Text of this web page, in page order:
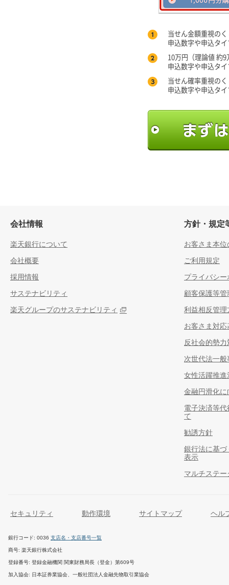
当せん金額重視の
申込数字や申込タ
10万円（理論値 約
申込数字や申込タ
当せん確率重視の
申込数字や申込タ
会社情報
楽天銀行について
会社概要
採用情報
サステナビリティ
楽天グループのサステナビリティ
方針・規定
お客さま本
ご利用規定
プライバシー
顧客保護等管
利益相反管理
お客さま対応
反社会的勢
次世代法一
女性活躍推
金融円滑化
電子決済等
て
勧誘方針
銀行法に基
表示
マルチステ
セキュリティ 動作環境 サイトマップ ヘル
銀行コード 0036 支店名・支店番号一覧
商号 楽天銀行株式会社
登録番号 登録金融機関 関東財務局長（登金）第609号
加入協会 日本証券業協会、一般社団法人金融先物取引業協会